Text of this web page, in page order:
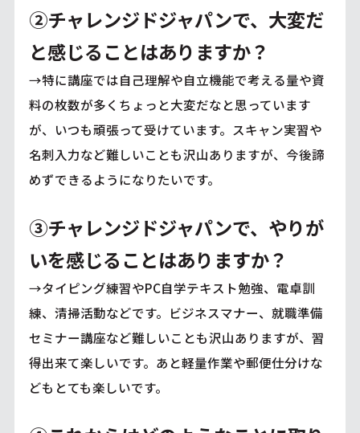
②チャレンジドジャパンで、大変だ
と感じることはありますか？
→特に講座では自己理解や自立機能で考える量や資
料の枚数が多くちょっと大変だなと思っています
が、いつも頑張って受けています。スキャン実習や
名刺入力など難しいことも沢山ありますが、今後諦
めずできるようになりたいです。
③チャレンジドジャパンで、やりが
いを感じることはありますか？
→タイピング練習やPC自学テキスト勉強、電卓訓
練、清掃活動などです。ビジネスマナー、就職準備
セミナー講座など難しいことも沢山ありますが、習
得出来て楽しいです。あと軽量作業や郵便仕分けな
どもとても楽しいです。